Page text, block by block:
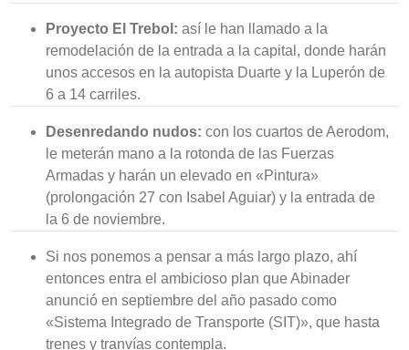
Proyecto El Trebol: así le han llamado a la
remodelación de la entrada a la capital, donde harán
unos accesos en la autopista Duarte y la Luperón de
6 a 14 carriles.
Desenredando nudos: con los cuartos de Aerodom,
le meterán mano a la rotonda de las Fuerzas
Armadas y harán un elevado en «Pintura»
(prolongación 27 con Isabel Aguiar) y la entrada de
la 6 de noviembre.
Si nos ponemos a pensar a más largo plazo, ahí
entonces entra el ambicioso plan que Abinader
anunció en septiembre del año pasado como
«Sistema Integrado de Transporte (SIT)», que hasta
trenes y tranvías contempla.